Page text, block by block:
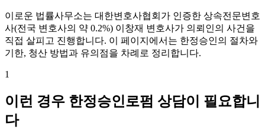
이로운 법률사무소는 대한변호사협회가 인증한 상속전문변호
사(전국 변호사의 약 0.2%) 이창재 변호사가 의뢰인의 사건을
직접 살피고 진행합니다. 이 페이지에서는 한정승인의 절차와
기한, 청산 방법과 유의점을 차례로 정리합니다.
1
이런 경우 한정승인로펌 상담이 필요합니
다